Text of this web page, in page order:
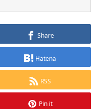
Share
Hatena
RSS
Pin it